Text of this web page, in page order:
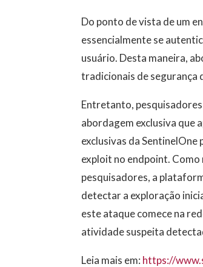
Do ponto de vista de um
essencialmente se
usuário. Desta maneira,
tradicionais de segurança
Entretanto,
abordagem exclusiva que
exclusivas da
exploit no endpoint.
pesquisadores, a
detectar a exploração
este ataque comece na
atividade suspeita
Leia mais em: https://